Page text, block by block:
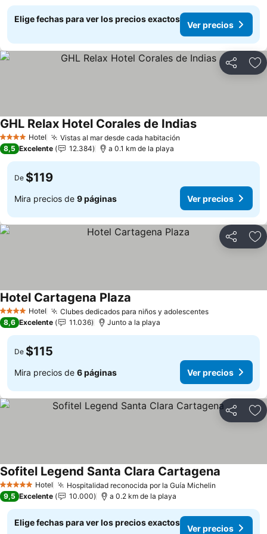
Elige fechas para ver los precios exactos
Ver precios
Compartir
4 EstrellasHotel Vistas al mar desde cada habitación
GHL Relax Hotel Corales de IndiasVer precios
8,5 Excelente 12.384 a 0.1 km de la playa
De $119
Mira precios de 9 páginas Ver precios
Compartir
4 EstrellasHotel Clubes dedicados para niños y adolescentesVer precios
Hotel Cartagena Plaza
8,6 Excelente 11.036 Junto a la playa
De $115
Mira precios de 6 páginas Ver precios
Compartir
5 Estrellas Hotel Hospitalidad reconocida por la Guía Michelin
Sofitel Legend Santa Clara Cartagena
9,5 Excelente 10.000 a 0.2 km de la playa
Elige fechas para ver los precios exactos
Ver precios